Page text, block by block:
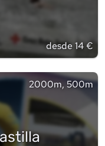
desde 14 €
2000m, 500m